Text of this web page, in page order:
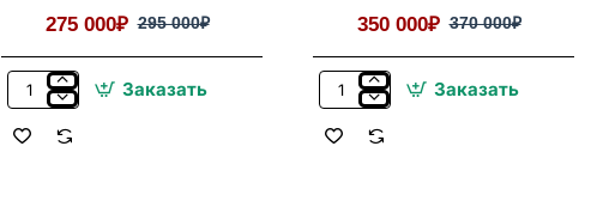
275 000₽ 295 000₽
Оригинальная
Для
Заказать
350 000₽ 370 000₽
Каркасная
Для
Заказать